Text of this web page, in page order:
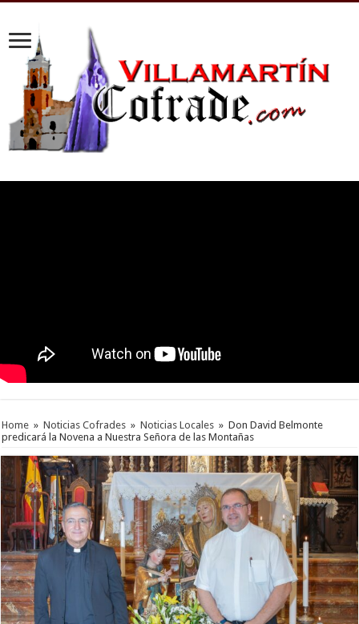
Home » Noticias Cofrades » Noticias Locales » Don David Belmonte
predicará la Novena a Nuestra Señora de las Montañas